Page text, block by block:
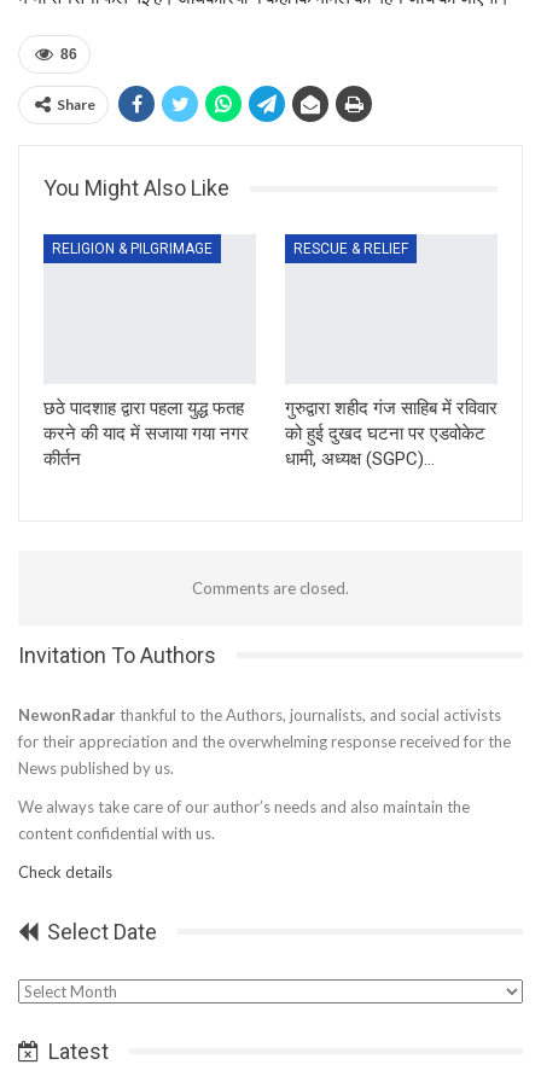
86
Share
You Might Also Like
RELIGION & PILGRIMAGE
छठे पादशाह द्वारा पहला युद्ध फतह
करने की याद में सजाया गया नगर
कीर्तन
RESCUE & RELIEF
गुरुद्वारा शहीद गंज साहिब में रविवार
को हुई दुखद घटना पर एडवोकेट
धामी, अध्यक्ष (SGPC)…
Comments are closed.
Invitation To Authors
NewonRadar thankful to the Authors, journalists, and social activists
for their appreciation and the overwhelming response received for the
News published by us.
We always take care of our author’s needs and also maintain the
content confidential with us.
Check details
Select Date
Select
Latest